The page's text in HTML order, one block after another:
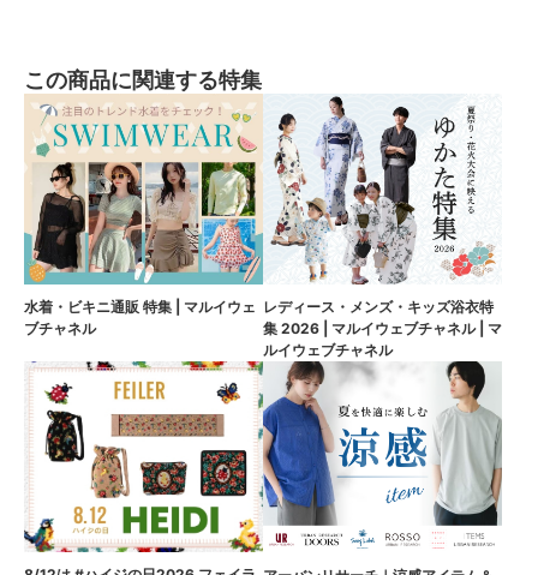
この商品に関連する特集
水着・ビキニ通販 特集 | マルイウェ
ブチャネル
レディース・メンズ・キッズ浴衣特
集 2026 | マルイウェブチャネル | マ
ルイウェブチャネル